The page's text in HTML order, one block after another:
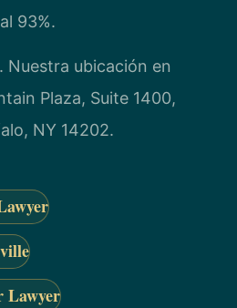
93%.
Nuestra ubicación en
Plaza, Suite 1400,
NY 14202.
Lawyer